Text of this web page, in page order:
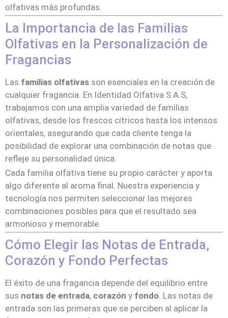
olfativas más profundas.
La Importancia de las Familias
Olfativas en la Personalización de
Fragancias
Las familias olfativas son esenciales en la creación de
cualquier fragancia. En Identidad Olfativa S.A.S,
trabajamos con una amplia variedad de familias
olfativas, desde los frescos cítricos hasta los intensos
orientales, asegurando que cada cliente tenga la
posibilidad de explorar una combinación de notas que
refleje su personalidad única.
Cada familia olfativa tiene su propio carácter y aporta
algo diferente al aroma final. Nuestra experiencia y
tecnología nos permiten seleccionar las mejores
combinaciones posibles para que el resultado sea
armonioso y memorable.
Cómo Elegir las Notas de Entrada,
Corazón y Fondo Perfectas
El éxito de una fragancia depende del equilibrio entre
sus notas de entrada, corazón y fondo . Las notas de
entrada son las primeras que se perciben al aplicar la